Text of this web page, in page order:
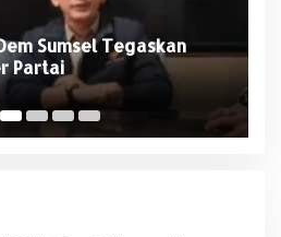
Sumsel Tegaskan
Partai